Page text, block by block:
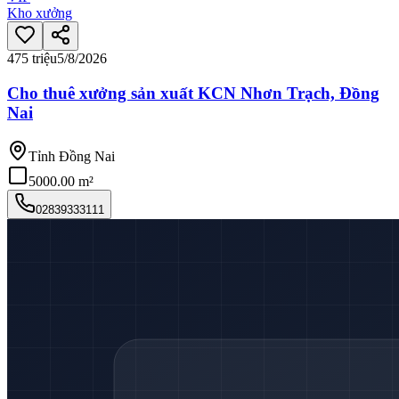
Kho xưởng
475 triệu5/8/2026
Cho thuê xưởng sản xuất KCN Nhơn Trạch, Đồng
Nai
Tỉnh Đồng Nai
5000.00 m²
02839333111